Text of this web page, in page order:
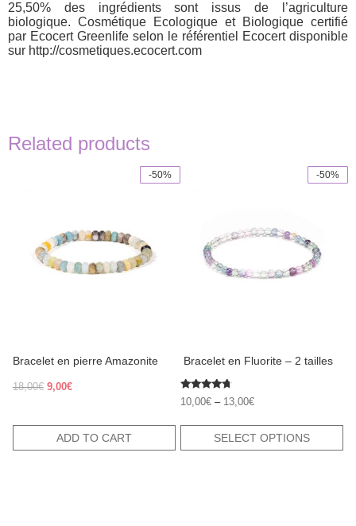
25,50% des ingrédients sont issus de l’agriculture
biologique. Cosmétique Ecologique et Biologique certifié
par Ecocert Greenlife selon le référentiel Ecocert disponible
sur http://cosmetiques.ecocert.com
Related products
-50%
Bracelet en pierre Amazonite
18,00€ Original
9,00€Current
ADD TO CART
-50%
​ Bracelet en Fluorite – 2 tailles
Rated
4.50
10,00€– 13,00€
SELECT OPTIONS
variants.
options
page